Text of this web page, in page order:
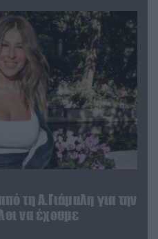
τη Α.Γιάμαλη για την
να έχουμε